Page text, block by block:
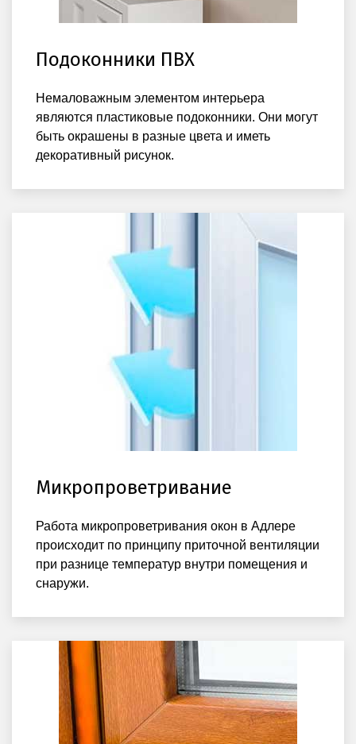
Подоконники ПВХ
Немаловажным элементом интерьера
являются пластиковые подоконники. Они могут
быть окрашены в разные цвета и иметь
декоративный рисунок.
Микропроветривание
Работа микропроветривания окон в Адлере
происходит по принципу приточной вентиляции
при разнице температур внутри помещения и
снаружи.